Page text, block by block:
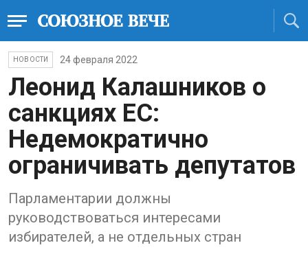
НОВОСТИ 24 февраля 2022
Леонид Калашников о
санкциях ЕС:
Недемократично
ограничивать депутатов
Парламентарии должны
руководствоваться интересами
избирателей, а не отдельных стран